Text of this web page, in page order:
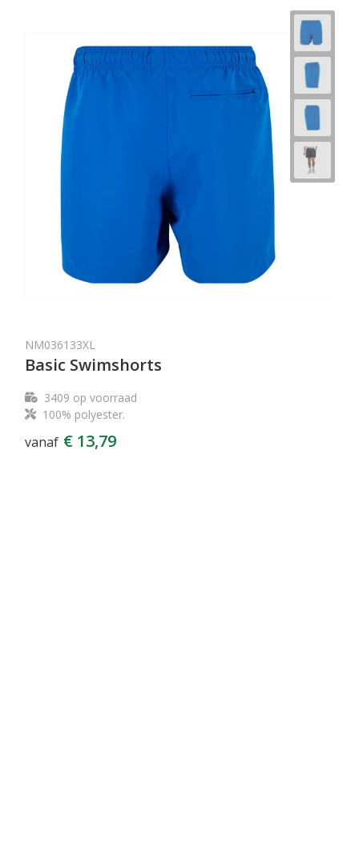
NM036133XL
Basic Swimshorts
3409 op voorraad
100% polyester.
vanaf € 13,79